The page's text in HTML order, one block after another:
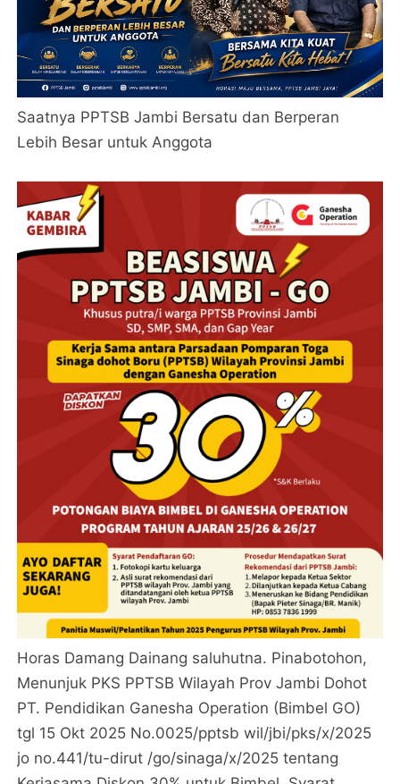
Saatnya PPTSB Jambi Bersatu dan Berperan
Lebih Besar untuk Anggota
Horas Damang Dainang saluhutna. Pinabotohon,
Menunjuk PKS PPTSB Wilayah Prov Jambi Dohot
PT. Pendidikan Ganesha Operation (Bimbel GO)
tgl 15 Okt 2025 No.0025/pptsb wil/jbi/pks/x/2025
jo no.441/tu-dirut /go/sinaga/x/2025 tentang